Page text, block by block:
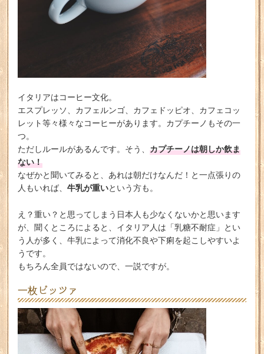
イタリアはコーヒー文化。
エスプレッソ、カフェルンゴ、カフェドッピオ、カフェコッ
レット等々様々なコーヒーがあります。カプチーノもその一
つ。
ただしルールがあるんです。そう、 カプチーノは朝しか飲ま
ない！
なぜかと聞いてみると、あれは朝だけなんだ！と一点張りの
人もいれば、 牛乳が重いという方も。
え？重い？と思ってしまう日本人も少なくないかと思います
が、聞くところによると、イタリア人は「乳糖不耐症」とい
う人が多く、牛乳によって消化不良や下痢を起こしやすいよ
うです。
もちろん全員ではないので、一説ですが。
一枚ピッツァ